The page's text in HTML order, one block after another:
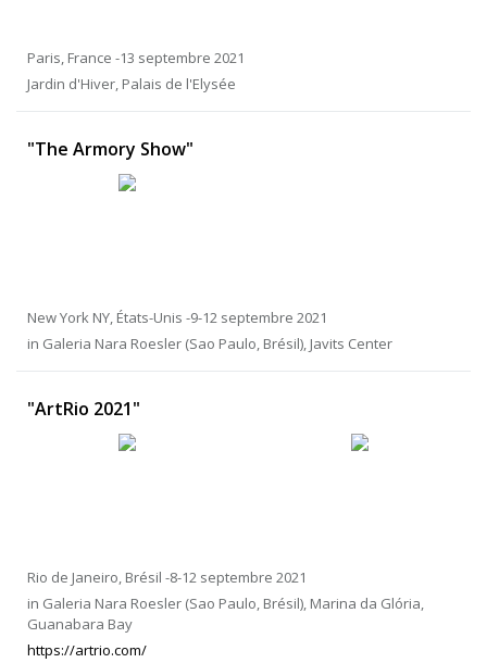
Paris, France -13 septembre 2021
Jardin d'Hiver, Palais de l'Elysée
"The Armory Show"
New York NY, États-Unis -9-12 septembre 2021
in Galeria Nara Roesler (Sao Paulo, Brésil), Javits Center
"ArtRio 2021"
Rio de Janeiro, Brésil -8-12 septembre 2021
in Galeria Nara Roesler (Sao Paulo, Brésil), Marina da Glória,
Guanabara Bay
https://artrio.com/